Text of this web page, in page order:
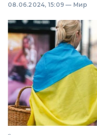
08.06.2024, 15:09 — Мир